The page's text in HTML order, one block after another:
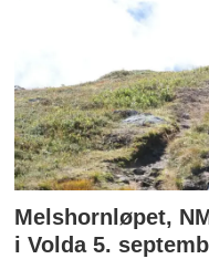
Melshornløpet,
i Volda 5.